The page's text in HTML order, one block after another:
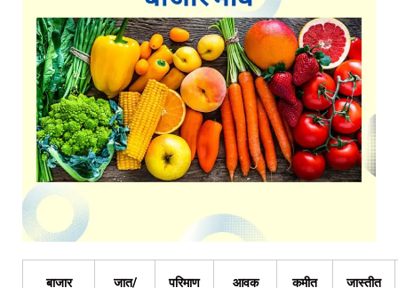
बाजार
जात/
परिमाण आवक
कमीत
जास्तीत